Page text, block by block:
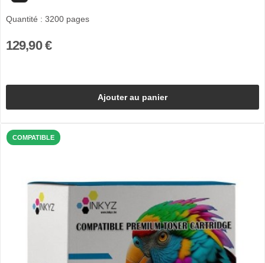
Quantité : 3200 pages
129,90 €
Ajouter au panier
COMPATIBLE